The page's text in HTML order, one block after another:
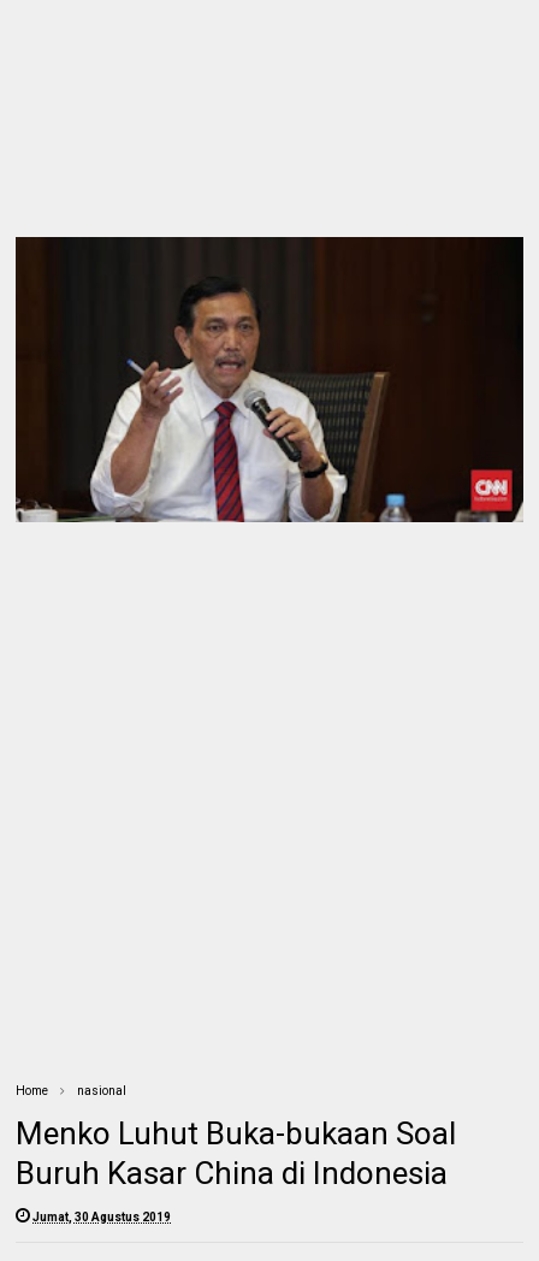
Home nasional
Menko Luhut Buka-bukaan Soal
Buruh Kasar China di Indonesia
Jumat, 30 Agustus 2019